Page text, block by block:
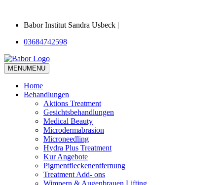
Babor Institut Sandra Usbeck |
03684742598
MENUMENU
Home
Behandlungen
Aktions Treatment
Gesichtsbehandlungen
Medical Beauty
Microdermabrasion
Microneedling
Hydra Plus Treatment
Kur Angebote
Pigmentfleckenentfernung
Treatment Add- ons
Wimpern & Augenbrauen Lifting